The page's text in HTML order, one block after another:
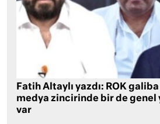
Fatih Altaylı yazdı: ROK
medya zincirinde bir de genel
var